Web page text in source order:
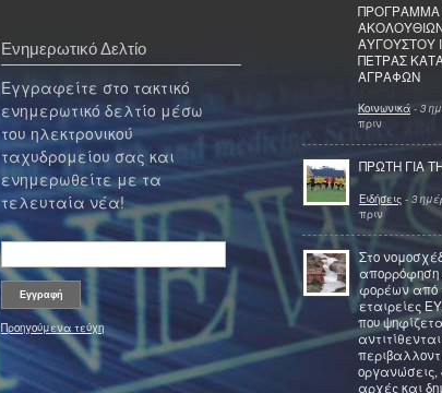
Ενημερωτικό Δελτίο
Εγγραφείτε στο τακτικό
ενημερωτικό δελτίο μέσω
του ηλεκτρονικού
ταχυδρομείου σας και
ενημερωθείτε με τα
τελευταία νέα!
Προηγούμενα τεύχη
ΠΡΟΓΡΑΜΜΑ
ΑΥΓΟΥΣΤΟΥ
ΠΕΤΡΑΣ
ΑΓΡΑΦΩΝ
Κοινωνικά - 3
πριν
ΠΡΩΤΗ ΓΙΑ
Ειδήσεις - 3
πριν
Στο
απορρόφηση
φορέων από
εταιρείες
που
οργανώσεις,
αρχές και